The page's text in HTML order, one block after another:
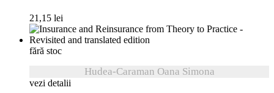
21,15 lei
fără stoc
Hudea-Caraman Oana Simona
vezi detalii